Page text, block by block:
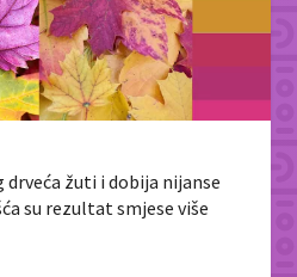
žuti i dobija nijanse
su rezultat smjese više